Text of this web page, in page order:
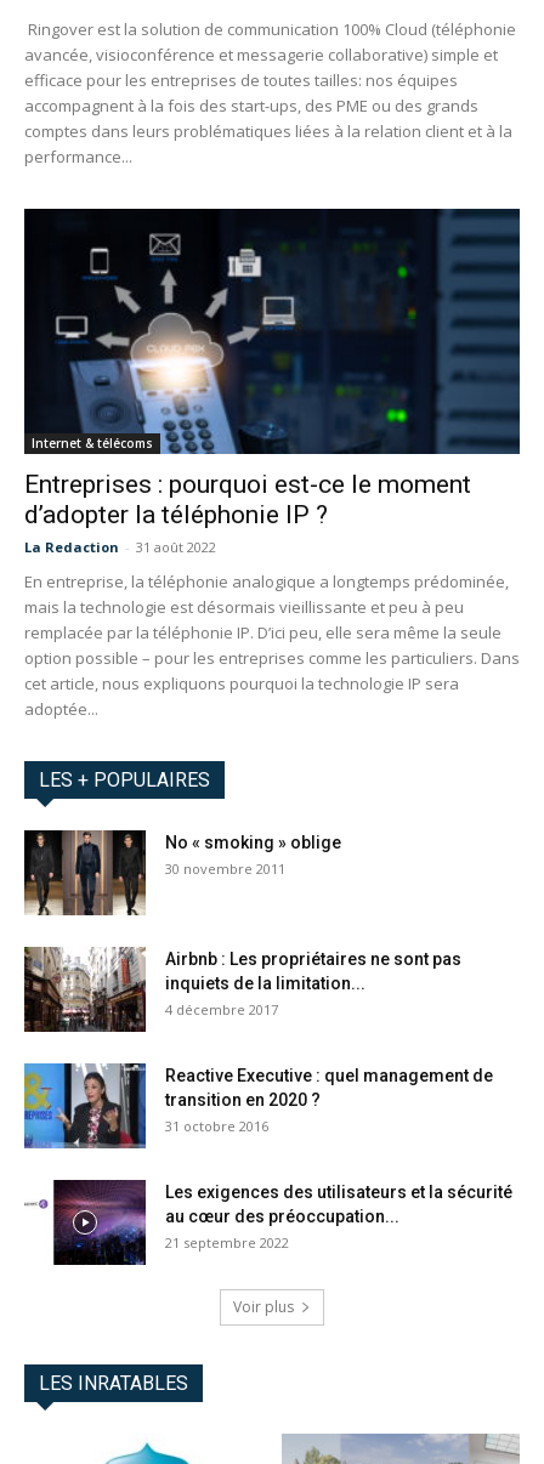
Ringover est la solution de communication 100% Cloud (téléphonie
avancée, visioconférence et messagerie collaborative) simple et
efficace pour les entreprises de toutes tailles: nos équipes
accompagnent à la fois des start-ups, des PME ou des grands
comptes dans leurs problématiques liées à la relation client et à la
performance...
Internet & télécoms
Entreprises : pourquoi est-ce le moment
d’adopter la téléphonie IP ?
La Redaction - 31 août 2022
En entreprise, la téléphonie analogique a longtemps prédominée,
mais la technologie est désormais vieillissante et peu à peu
remplacée par la téléphonie IP. D’ici peu, elle sera même la seule
option possible – pour les entreprises comme les particuliers. Dans
cet article, nous expliquons pourquoi la technologie IP sera
adoptée...
LES + POPULAIRES
No « smoking » oblige
30 novembre 2011
Airbnb : Les propriétaires ne sont pas
inquiets de la limitation...
4 décembre 2017
Reactive Executive : quel management de
transition en 2020 ?
31 octobre 2016
Les exigences des utilisateurs et la sécurité
au cœur des préoccupation...
21 septembre 2022
Voir plus
LES INRATABLES